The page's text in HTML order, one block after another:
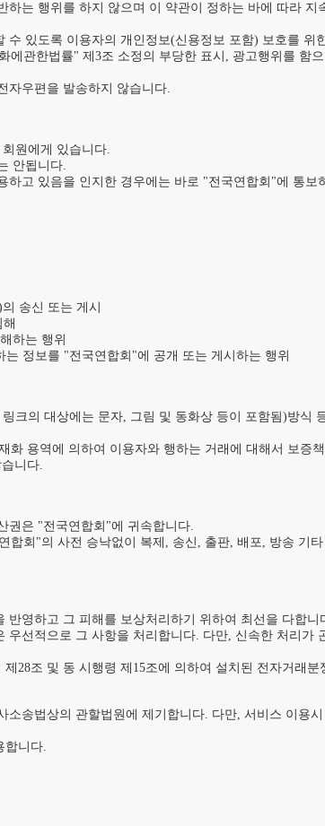
는 행위를 하지 않으며 이 약관이 정하는 바에 따라 지
있도록 이용자의 개인정보(신용정보 포함) 보호를 위
관한법률" 제3조 소정의 부당한 표시, 광고행위를 함
자우편을 발송하지 않습니다.
원에게 있습니다.
안됩니다.
고 있음을 인지한 경우에는 바로 "전국연합회"에 통보
송신 또는 게시
하는 행위
정보를 "전국연합회"에 공개 또는 게시하는 행위
의 대상에는 문자, 그림 및 동화상 등이 포함됨)방식
용역에 의하여 이용자와 행하는 거래에 대해서 보증
니다.
권은 "전국연합회"에 귀속합니다.
회"의 사전 승낙없이 복제, 송신, 출판, 배포, 방송 기
영하고 그 피해를 보상처리하기 위하여 최선을 다합니
선적으로 그 사항을 처리합니다. 다만, 신속한 처리가
28조 및 동 시행령 제15조에 의하여 설치된 전자거래
송법상의 관할법원에 제기합니다. 다만, 서비스 이용
합니다.